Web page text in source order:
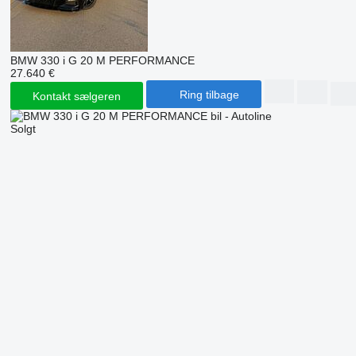
BMW 330 i G 20 M PERFORMANCE
27.640 €
Kontakt sælgeren
Ring tilbage
Solgt